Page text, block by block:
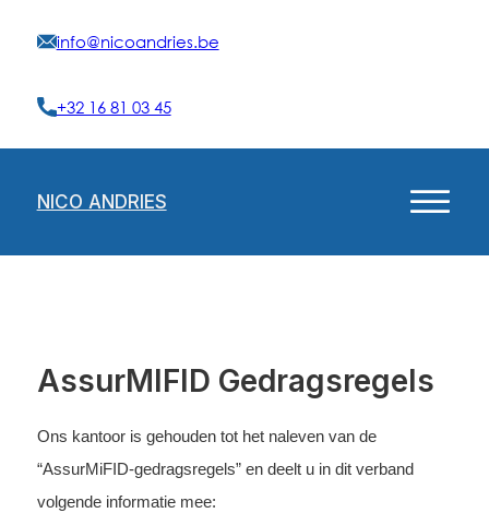
info@nicoandries.be
+32 16 81 03 45
NICO ANDRIES
AssurMIFID Gedragsregels
Ons kantoor is gehouden tot het naleven van de
“AssurMiFID-gedragsregels” en deelt u in dit verband
volgende informatie mee: